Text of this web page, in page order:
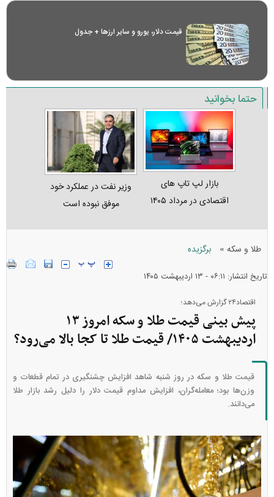
قیمت دلار، یورو و سایر ارز‌ها + جدول
حتما بخوانید
بازار لپ‌ تاپ‌ های
اقتصادی در مرداد ۱۴۰۵
وزیر نفت در عملکرد خود
موفق نبوده است
طلا و سکه » برگزیده
تاریخ انتشار: ۰۶:۱۱ - ۱۳ ارديبهشت ۱۴۰۵
اقتصاد۲۴ گزارش می‌دهد؛
پیش بینی قیمت طلا و سکه امروز ۱۳
اردیبهشت ۱۴۰۵/ قیمت طلا تا کجا بالا می‌رود؟
قیمت طلا و سکه در روز شنبه شاهد افزایش چشنگیری در تمام قطعات و
وزن‌ها بود؛ معامله‌گران، افزایش مداوم قیمت دلار را دلیل رشد بازار طلا
می‌دانند.